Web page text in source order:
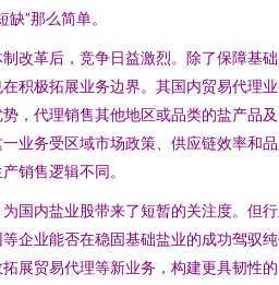
”那么简单。
改革后，竞争日益激烈。除了保障基
积极拓展业务边界。其国内贸易代理
，代理销售其他地区或品类的盐产品
业务受区域市场政策、供应链效率和
销售逻辑不同。
国内盐业股带来了短暂的关注度。但
企业能否在稳固基础盐业的成功驾驭
展贸易代理等新业务，构建更具韧性